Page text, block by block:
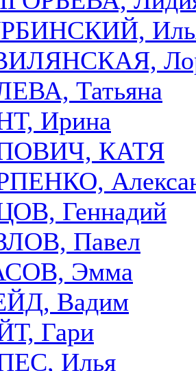
Татьяна
Ирина
КАТЯ
Геннадий
Павел
Эмма
Вадим
Гари
Илья